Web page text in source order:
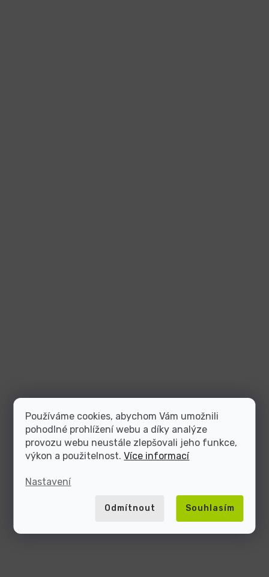
Používáme cookies, abychom Vám umožnili
pohodlné prohlížení webu a díky analýze
provozu webu neustále zlepšovali jeho funkce,
výkon a použitelnost.Více informací
Nastavení
Odmítnout Souhlasím